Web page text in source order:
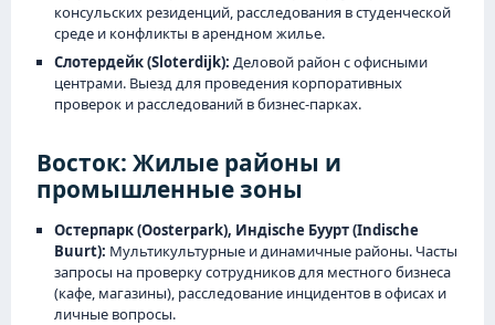
консульских резиденций, расследования в студенческой
среде и конфликты в арендном жилье.
Слотердейк (Sloterdijk): Деловой район с офисными
центрами. Выезд для проведения корпоративных
проверок и расследований в бизнес-парках.
Восток: Жилые районы и
промышленные зоны
Остерпарк (Oosterpark), Индische Буурт (Indische
Buurt): Мультикультурные и динамичные районы. Часты
запросы на проверку сотрудников для местного бизнеса
(кафе, магазины), расследование инцидентов в офисах и
личные вопросы.